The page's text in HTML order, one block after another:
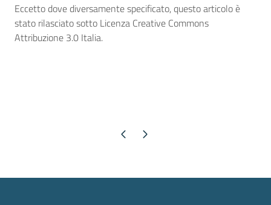
Eccetto dove diversamente specificato, questo articolo è
stato rilasciato sotto Licenza Creative Commons
Attribuzione 3.0 Italia.
Pagina precedente
Pagina successiva